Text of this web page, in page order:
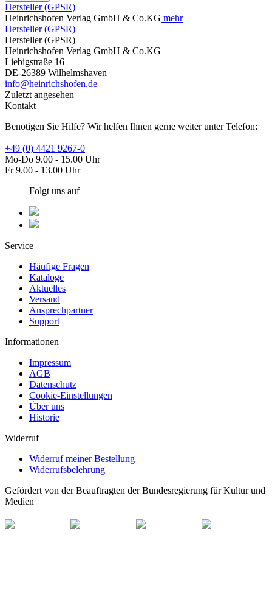
Hersteller (GPSR)
Heinrichshofen Verlag GmbH & Co.KG mehr
Hersteller (GPSR)
Hersteller (GPSR)
Heinrichshofen Verlag GmbH & Co.KG
Liebigstraße 16
DE-26389 Wilhelmshaven
info@heinrichshofen.de
Zuletzt angesehen
Kontakt
Benötigen Sie Hilfe? Wir helfen Ihnen gerne weiter unter Telefon:
+49 (0) 4421 9267-0
Mo-Do 9.00 - 15.00 Uhr
Fr 9.00 - 13.00 Uhr
Folgt uns auf
Service
Häufige Fragen
Kataloge
Aktuelles
Versand
Ansprechpartner
Support
Informationen
Impressum
AGB
Datenschutz
Cookie-Einstellungen
Über uns
Historie
Widerruf
Widerruf meiner Bestellung
Widerrufsbelehrung
Gefördert von der Beauftragten der Bundesregierung für Kultur und
Medien